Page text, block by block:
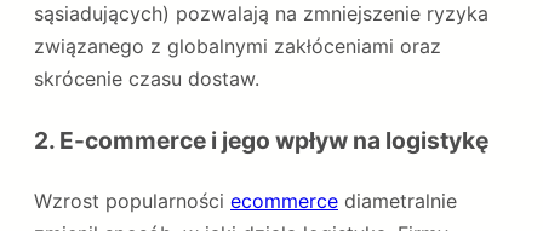
sąsiadujących) pozwalają na zmniejszenie ryzyka
związanego z globalnymi zakłóceniami oraz
skrócenie czasu dostaw.
2. E-commerce i jego wpływ na logistykę
Wzrost popularności ecommerce diametralnie